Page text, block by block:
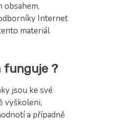
obsahem,
Internet
materiál
funguje ?
jsou ke své
vyškoleni,
a případně